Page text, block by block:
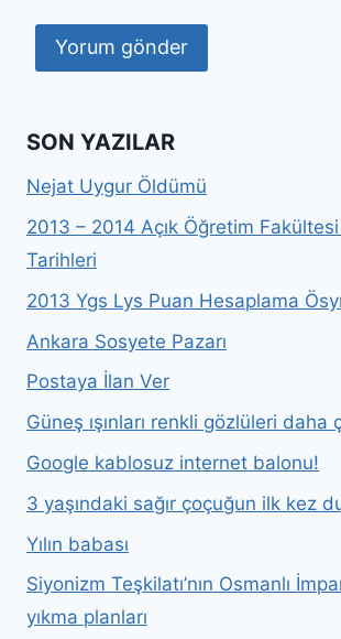
SON YAZILAR
Nejat Uygur Öldümü
2013 – 2014 Açık Öğretim Fakültesi
Tarihleri
2013 Ygs Lys Puan Hesaplama
Ankara Sosyete Pazarı
Postaya İlan Ver
Güneş ışınları renkli gözlüleri daha
Google kablosuz internet balonu!
3 yaşındaki sağır çoçuğun ilk kez
Yılın babası
Siyonizm Teşkilatı’nın Osmanlı
yıkma planları